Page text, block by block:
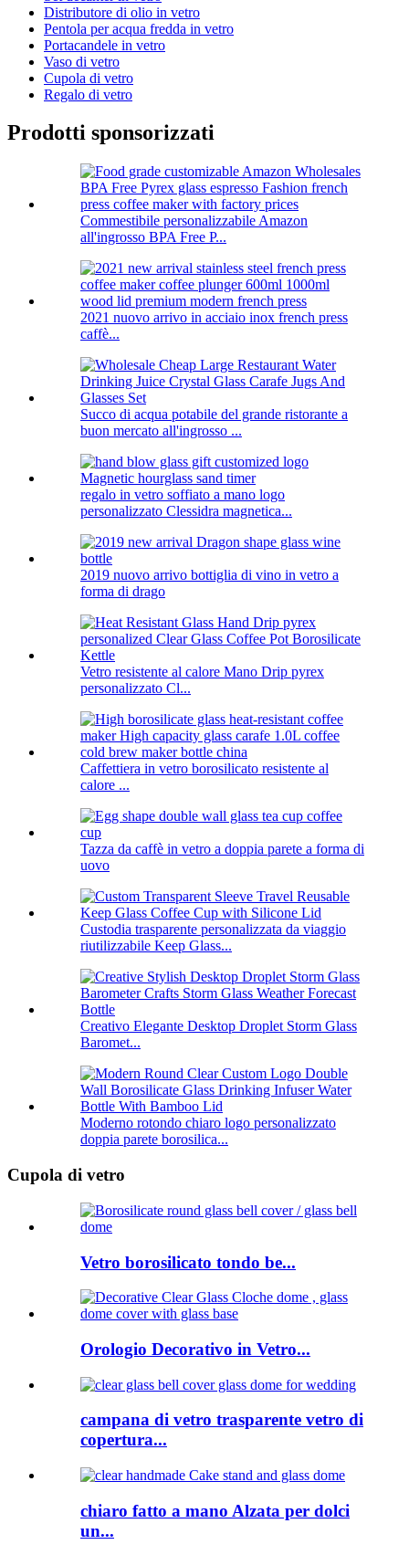
Distributore di olio in vetro
Pentola per acqua fredda in vetro
Portacandele in vetro
Vaso di vetro
Cupola di vetro
Regalo di vetro
Prodotti sponsorizzati
Commestibile personalizzabile Amazon
all'ingrosso BPA Free P...
2021 nuovo arrivo in acciaio inox french press
caffè...
Succo di acqua potabile del grande ristorante a
buon mercato all'ingrosso ...
regalo in vetro soffiato a mano logo
personalizzato Clessidra magnetica...
2019 nuovo arrivo bottiglia di vino in vetro a
forma di drago
Vetro resistente al calore Mano Drip pyrex
personalizzato Cl...
Caffettiera in vetro borosilicato resistente al
calore ...
Tazza da caffè in vetro a doppia parete a forma di
uovo
Custodia trasparente personalizzata da viaggio
riutilizzabile Keep Glass...
Creativo Elegante Desktop Droplet Storm Glass
Baromet...
Moderno rotondo chiaro logo personalizzato
doppia parete borosilica...
Cupola di vetro
Vetro borosilicato tondo be...
Orologio Decorativo in Vetro...
campana di vetro trasparente vetro di
copertura...
chiaro fatto a mano Alzata per dolci
un...